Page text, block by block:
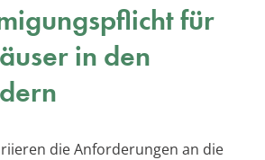
für
in den
die Anforderungen an die